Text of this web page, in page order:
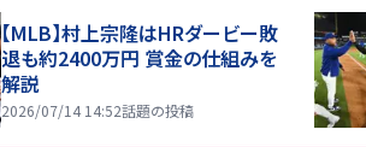
【MLB】村上宗隆はHRダービー敗
退も約2400万円 賞金の仕組みを
解説
2026/07/14 14:52話題の投稿